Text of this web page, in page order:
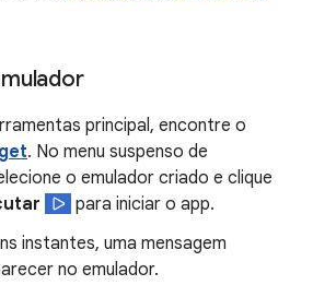
principal, encontre o
. No menu suspenso de
o emulador criado e clique
para iniciar o app.
instantes, uma mensagem
no emulador.